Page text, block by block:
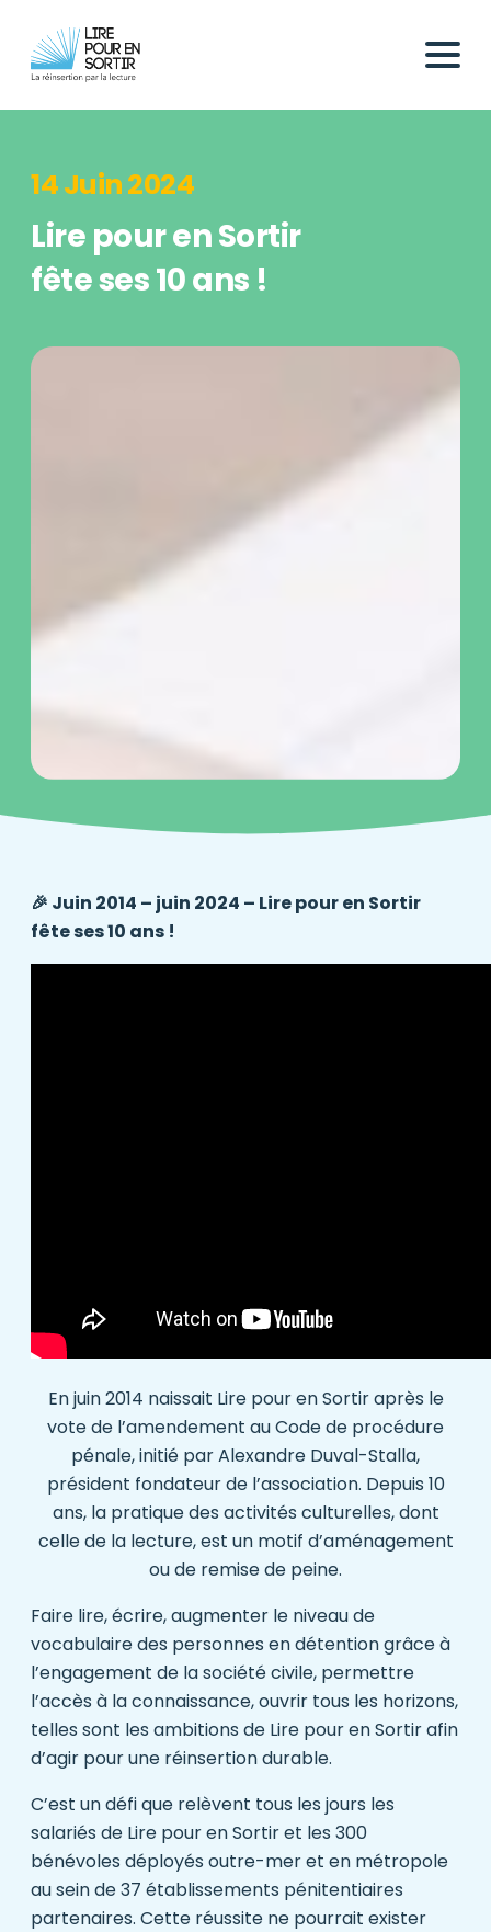
14 Juin 2024
Lire pour en Sortir
fête ses 10 ans !
🎉 Juin 2014 – juin 2024 – Lire pour en Sortir
fête ses 10 ans !
En juin 2014 naissait Lire pour en Sortir après le
vote de l’amendement au Code de procédure
pénale, initié par Alexandre Duval-Stalla,
président fondateur de l’association. Depuis 10
ans, la pratique des activités culturelles, dont
celle de la lecture, est un motif d’aménagement
ou de remise de peine.
Faire lire, écrire, augmenter le niveau de
vocabulaire des personnes en détention grâce à
l’engagement de la société civile, permettre
l’accès à la connaissance, ouvrir tous les horizons,
telles sont les ambitions de Lire pour en Sortir afin
d’agir pour une réinsertion durable.
C’est un défi que relèvent tous les jours les
salariés de Lire pour en Sortir et les 300
bénévoles déployés outre-mer et en métropole
au sein de 37 établissements pénitentiaires
partenaires. Cette réussite ne pourrait exister